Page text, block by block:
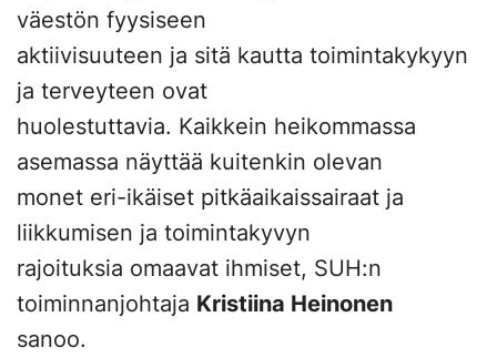
väestön fyysiseen
aktiivisuuteen ja sitä kautta toimintakykyyn
ja terveyteen ovat
huolestuttavia. Kaikkein heikommassa
asemassa näyttää kuitenkin olevan
monet eri-ikäiset pitkäaikaissairaat ja
liikkumisen ja toimintakyvyn
rajoituksia omaavat ihmiset, SUH:n
toiminnanjohtaja Kristiina Heinonen
sanoo.